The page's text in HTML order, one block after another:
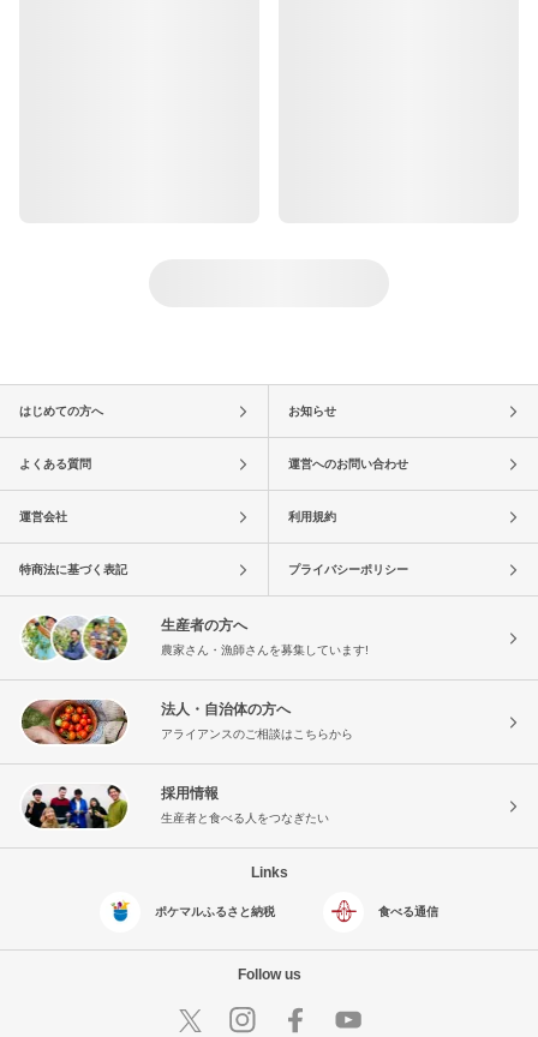
はじめての方へ お知らせ
よくある質問 運営へのお問い合わせ
運営会社 利用規約
特商法に基づく表記 プライバシーポリシー
生産者の方へ
農家さん・漁師さんを募集しています!
法人・自治体の方へ
アライアンスのご相談はこちらから
採用情報
生産者と食べる人をつなぎたい
Links
ポケマルふるさと納税 食べる通信
Follow us